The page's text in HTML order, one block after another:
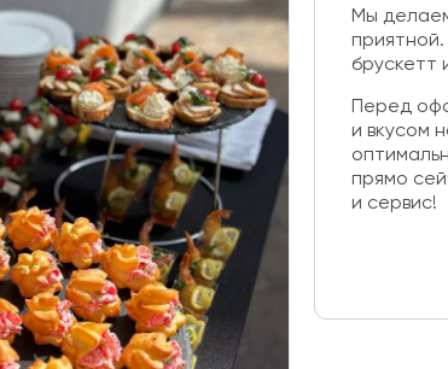
Мы
брускетт
Перед
и вкусом
прямо
и сервис!